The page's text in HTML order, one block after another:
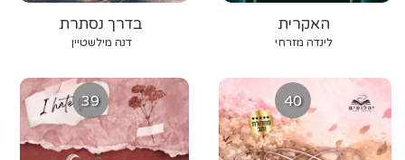
בדרך נסתרת
דנה מילשטיין
האקרית
לינדה מזרחי
39 40